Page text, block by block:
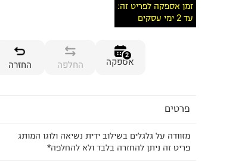
זמן אספקה לפריט זה:
עד 2 ימי עסקים
2
אספקה החלפה החזרה
פרטים
מזוודה על גלגלים בשילוב ידית נשיאה ולוגו המותג
פריט זה ניתן להחזרה בלבד ולא להחלפה*